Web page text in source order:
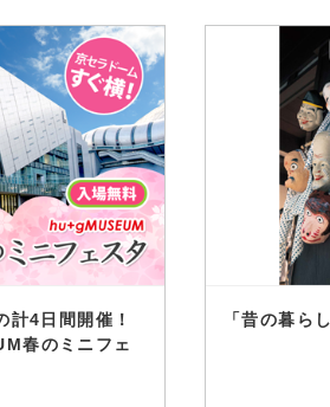
4日間開催！
春のミニフェ
「昔の暮ら